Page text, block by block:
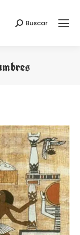
Search:
Buscar